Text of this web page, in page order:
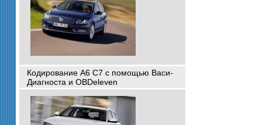
Кодирование A6 C7 с помощью Васи-
Диагноста и OBDeleven